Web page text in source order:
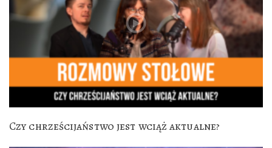
Czy chrześcijaństwo jest wciąż aktualne?